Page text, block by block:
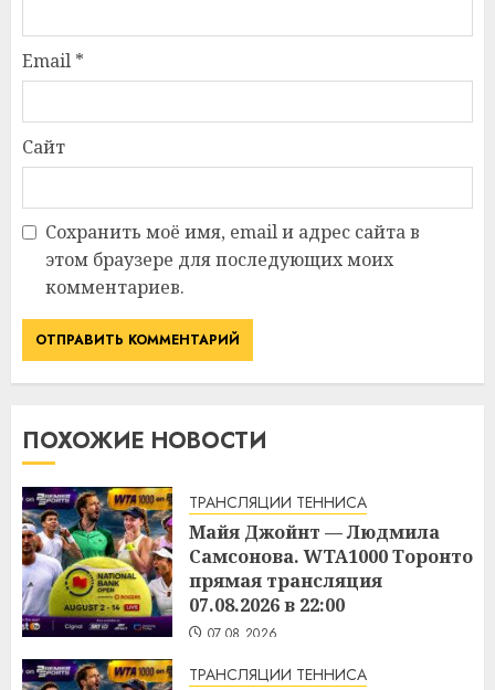
Email *
Сайт
Сохранить моё имя, email и адрес сайта в
этом браузере для последующих моих
комментариев.
ПОХОЖИЕ НОВОСТИ
ТРАНСЛЯЦИИ ТЕННИСА
Майя Джойнт — Людмила
Самсонова. WTA1000 Торонто
прямая трансляция
07.08.2026 в 22:00
07.08.2026
ТРАНСЛЯЦИИ ТЕННИСА